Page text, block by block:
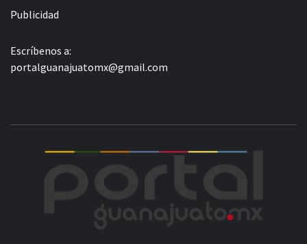
Publicidad
Escríbenos a:
portalguanajuatomx@gmail.com